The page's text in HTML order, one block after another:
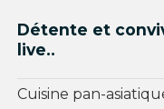
Détente et
live..
Cuisine pan-